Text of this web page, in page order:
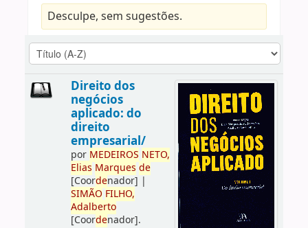
Desculpe, sem sugestões.
Direito dos
negócios
aplicado: do
direito
empresarial/
por MEDEIROS NETO,
Elias Marques de
[Coordenador] |
SIMÃO FILHO,
Adalberto
[Coordenador].